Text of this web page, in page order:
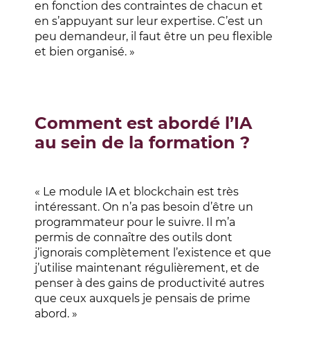
en fonction des contraintes de chacun et
en s’appuyant sur leur expertise. C’est un
peu demandeur, il faut être un peu flexible
et bien organisé. »
Comment est abordé l’IA
au sein de la formation ?
« Le module IA et blockchain est très
intéressant. On n’a pas besoin d’être un
programmateur pour le suivre. Il m’a
permis de connaître des outils dont
j’ignorais complètement l’existence et que
j’utilise maintenant régulièrement, et de
penser à des gains de productivité autres
que ceux auxquels je pensais de prime
abord. »